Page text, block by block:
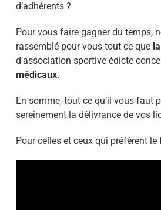
d’adhérents ?
Pour vous faire gagner du temps,
rassemblé pour vous tout ce que
d’association sportive édicte
médicaux.
En somme, tout ce qu’il vous faut
sereinement la délivrance de vos
Pour celles et ceux qui préfèrent